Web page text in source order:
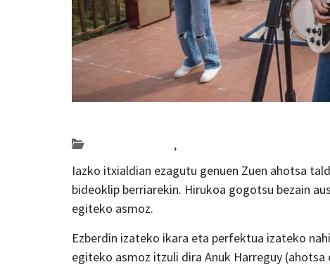
,
Iazko itxialdian ezagutu genuen Zuen ahotsa
bideoklip berriarekin. Hirukoa gogotsu bezain
egiteko asmoz.
Ezberdin izateko ikara eta perfektua izateko
egiteko asmoz itzuli dira Anuk Harreguy